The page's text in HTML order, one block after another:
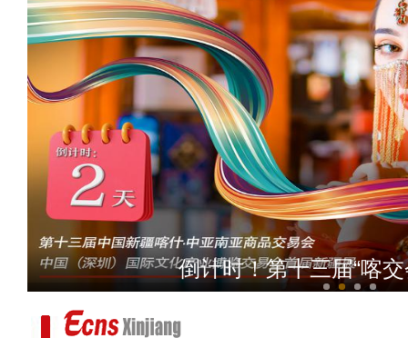
（进博故事·选择进博的理
倒计时！第十三届“喀